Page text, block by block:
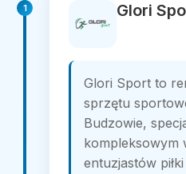
1 Glori
Glori Sport to
sprzętu
Budzowie,
kompleksowym
entuzjastów